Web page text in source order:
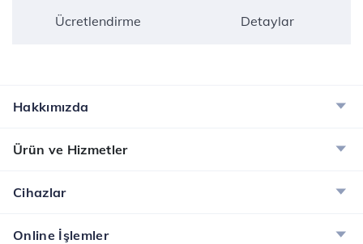
Ücretlendirme Detaylar
Hakkımızda
Ürün ve Hizmetler
Cihazlar
Online İşlemler